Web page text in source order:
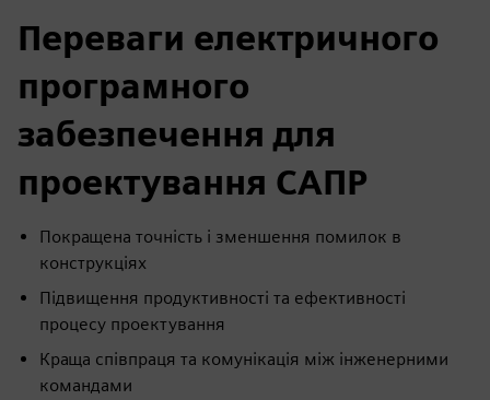
Переваги електричного
програмного
забезпечення для
проектування САПР
Покращена точність і зменшення помилок в
конструкціях
Підвищення продуктивності та ефективності
процесу проектування
Краща співпраця та комунікація між інженерними
командами